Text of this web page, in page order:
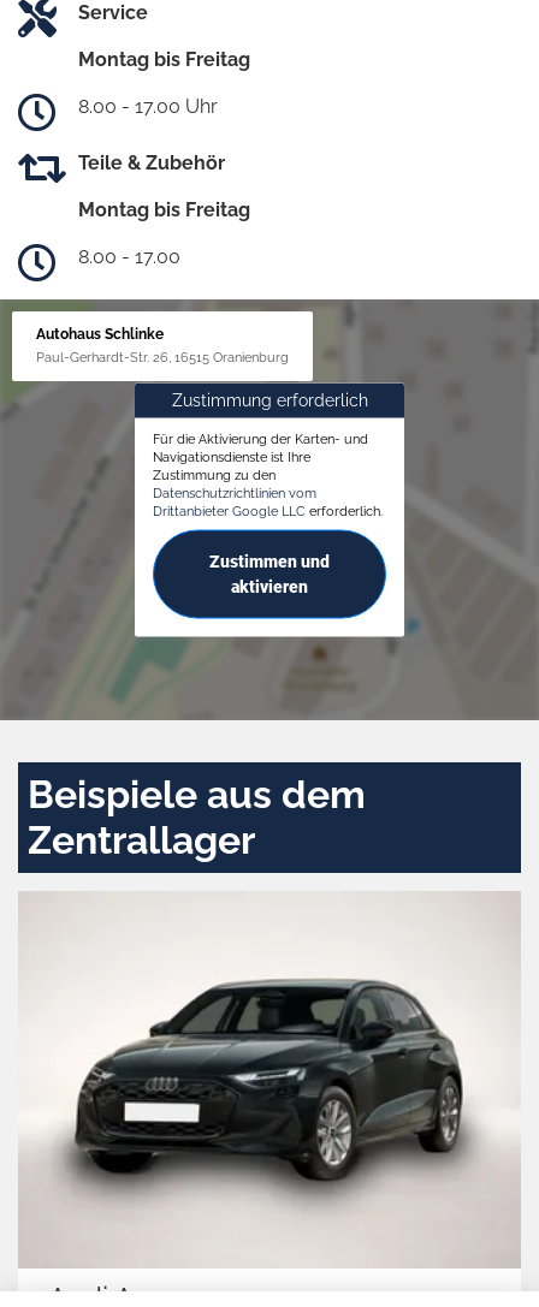
Service
Montag bis Freitag
8.00 - 17.00 Uhr
Teile & Zubehör
Montag bis Freitag
8.00 - 17.00
Autohaus Schlinke
Paul-Gerhardt-Str. 26, 16515 Oranienburg
Zustimmung erforderlich
Für die Aktivierung der Karten- und
Navigationsdienste ist Ihre
Zustimmung zu den
Datenschutzrichtlinien vom
Drittanbieter Google LLC erforderlich.
Zustimmen und
aktivieren
Beispiele aus dem
Zentrallager
Audi A3